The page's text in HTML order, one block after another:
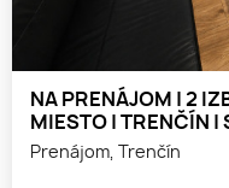
NA PRENÁJOM | 2
MIESTO | TRENČÍN |
Prenájom, Trenčín